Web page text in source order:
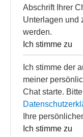
Abschrift Ihrer
Unterlagen und
werden.
Ich stimme zu
Ich stimme der
meiner
Chat starte.
Ihre
Ich stimme zu